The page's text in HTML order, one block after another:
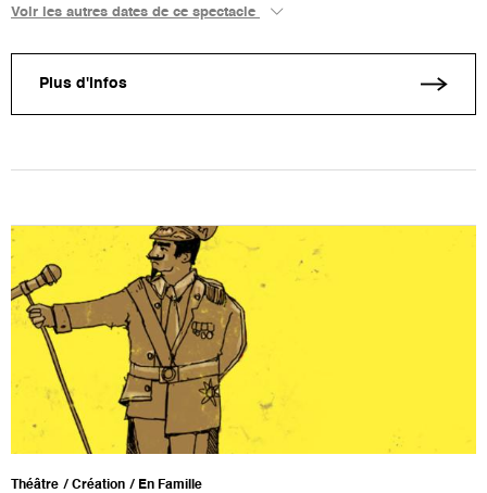
Voir les autres dates de ce spectacle
Plus d'infos
Théâtre Création En Famille